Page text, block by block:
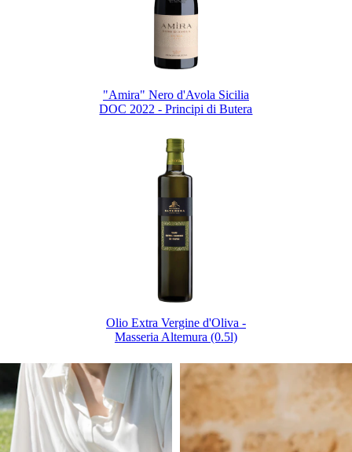
"Amira" Nero d'Avola Sicilia
DOC 2022 - Principi di Butera
Olio Extra Vergine d'Oliva -
Masseria Altemura (0.5l)